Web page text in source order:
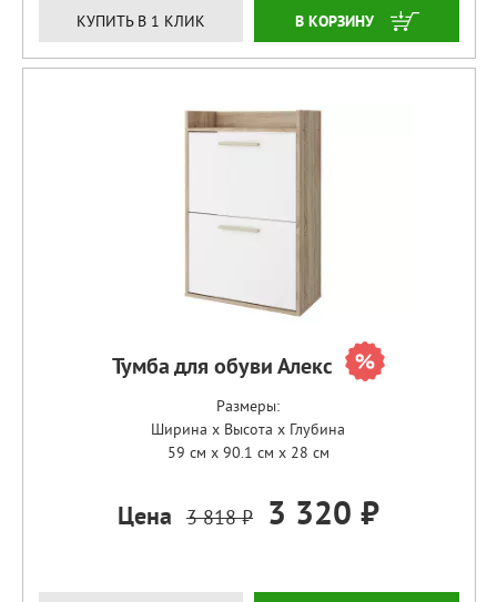
КУПИТЬ В 1 КЛИК ЗАКАЗАТЬ
Тумба для обуви Алекс
Размеры:
Ширина x Высота x Глубина
59 см x 90.1 см x 28 см
Цена 3 818 ₽ 3 320 ₽